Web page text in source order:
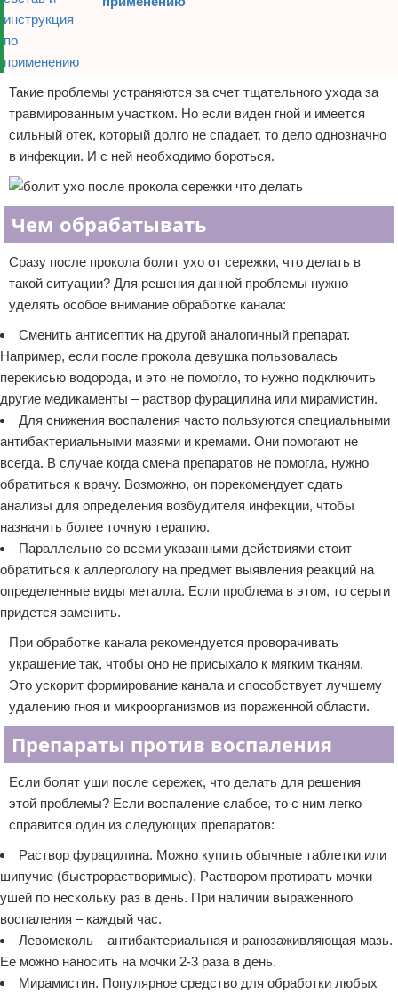
Такие проблемы устраняются за счет тщательного ухода за
травмированным участком. Но если виден гной и имеется
сильный отек, который долго не спадает, то дело однозначно
в инфекции. И с ней необходимо бороться.
Чем обрабатывать
Сразу после прокола болит ухо от сережки, что делать в
такой ситуации? Для решения данной проблемы нужно
уделять особое внимание обработке канала:
Сменить антисептик на другой аналогичный препарат.
Например, если после прокола девушка пользовалась
перекисью водорода, и это не помогло, то нужно подключить
другие медикаменты – раствор фурацилина или мирамистин.
Для снижения воспаления часто пользуются специальными
антибактериальными мазями и кремами. Они помогают не
всегда. В случае когда смена препаратов не помогла, нужно
обратиться к врачу. Возможно, он порекомендует сдать
анализы для определения возбудителя инфекции, чтобы
назначить более точную терапию.
Параллельно со всеми указанными действиями стоит
обратиться к аллергологу на предмет выявления реакций на
определенные виды металла. Если проблема в этом, то серьги
придется заменить.
При обработке канала рекомендуется проворачивать
украшение так, чтобы оно не присыхало к мягким тканям.
Это ускорит формирование канала и способствует лучшему
удалению гноя и микроорганизмов из пораженной области.
Препараты против воспаления
Если болят уши после сережек, что делать для решения
этой проблемы? Если воспаление слабое, то с ним легко
справится один из следующих препаратов:
Раствор фурацилина. Можно купить обычные таблетки или
шипучие (быстрорастворимые). Раствором протирать мочки
ушей по нескольку раз в день. При наличии выраженного
воспаления – каждый час.
Левомеколь – антибактериальная и ранозаживляющая мазь.
Ее можно наносить на мочки 2-3 раза в день.
Мирамистин. Популярное средство для обработки любых